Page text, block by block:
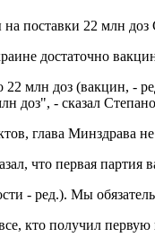
на поставки 22 млн
достаточно
22 млн доз (вакцин, -
доз", - сказал
глава Минздрава
что первая
- ред.). Мы
кто получил